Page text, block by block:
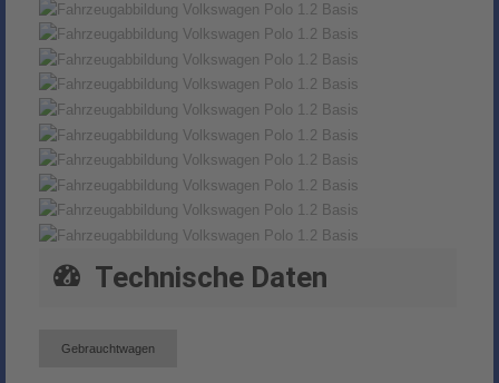
Technische Daten
Gebrauchtwagen